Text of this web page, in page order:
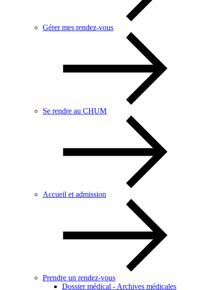
Gérer mes rendez-vous
Se rendre au CHUM
Accueil et admission
Prendre un rendez-vous
Dossier médical - Archives médicales